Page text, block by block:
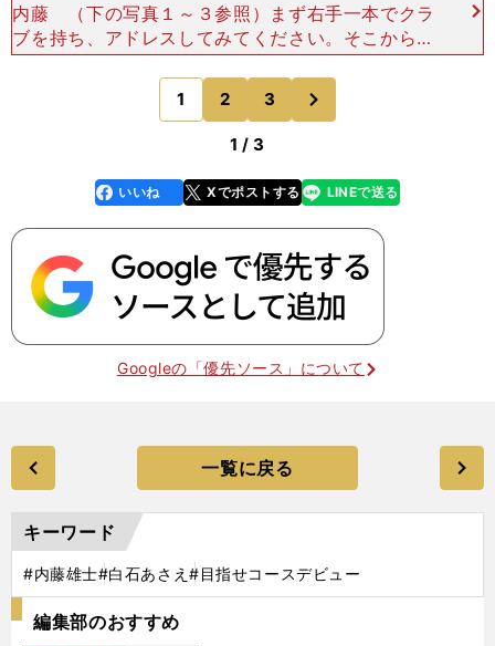
内藤 （下の写真１～３参照）まず右手一本でクラ
ブを持ち、アドレスしてみてください。そこから右
の肩の高さくらいまで右手がくるようにクラブを上
げてみてください。 次に肩をしっかりと回して、
右手の位置に左
1 2 3
1 / 3
faceboo
k
いいね Xでポストする
line LINEで送る
Googleの「優先ソース」について
一覧に戻る
キーワード
#内藤雄士#白石あさえ#目指せコースデビュー
編集部のおすすめ